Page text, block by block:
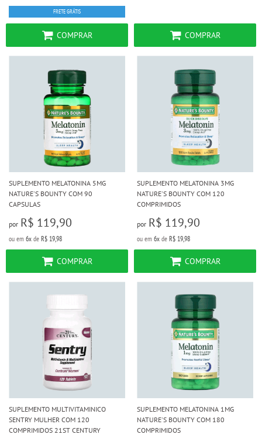
FRETE GRÁTIS
COMPRAR COMPRAR
SUPLEMENTO MELATONINA 5MG
NATURE'S BOUNTY COM 90
CAPSULAS
por R$ 119,90
ou em 6x de R$ 19,98
COMPRAR
SUPLEMENTO MELATONINA 3MG
NATURE'S BOUNTY COM 120
COMPRIMIDOS
por R$ 119,90
ou em 6x de R$ 19,98
COMPRAR
SUPLEMENTO MULTIVITAMINICO
SENTRY MULHER COM 120
COMPRIMIDOS 21ST CENTURY
SUPLEMENTO MELATONINA 1MG
NATURE'S BOUNTY COM 180
COMPRIMIDOS